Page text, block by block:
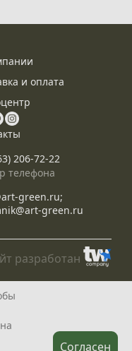
Согласен
и оплата
206-72-22
телефона
green.ru;
green.ru
определяемой
РФ, и носит
разработан